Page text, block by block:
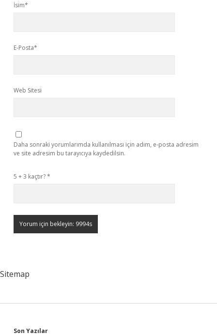
İsim*
E-Posta*
Web Sitesi
Daha sonraki yorumlarımda kullanılması için adım, e-posta adresim
ve site adresim bu tarayıcıya kaydedilsin.
5 + 3 kaçtır?*
Sitemap
Son Yazılar